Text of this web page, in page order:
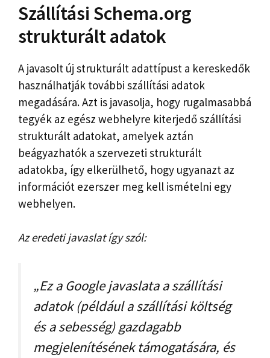
Szállítási Schema.org
strukturált adatok
A javasolt új strukturált adattípust a kereskedők
használhatják további szállítási adatok
megadására. Azt is javasolja, hogy rugalmasabbá
tegyék az egész webhelyre kiterjedő szállítási
strukturált adatokat, amelyek aztán
beágyazhatók a szervezeti strukturált
adatokba, így elkerülhető, hogy ugyanazt az
információt ezerszer meg kell ismételni egy
webhelyen.
Az eredeti javaslat így szól:
„Ez a Google javaslata a szállítási
adatok (például a szállítási költség
és a sebesség) gazdagabb
megjelenítésének támogatására, és